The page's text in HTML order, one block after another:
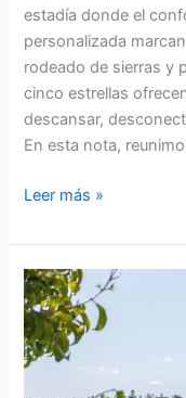
estadía donde el
personalizada
rodeado de sierras y
cinco estrellas
descansar,
En esta nota,
Leer más »
Dónde
dormir
en
Villa